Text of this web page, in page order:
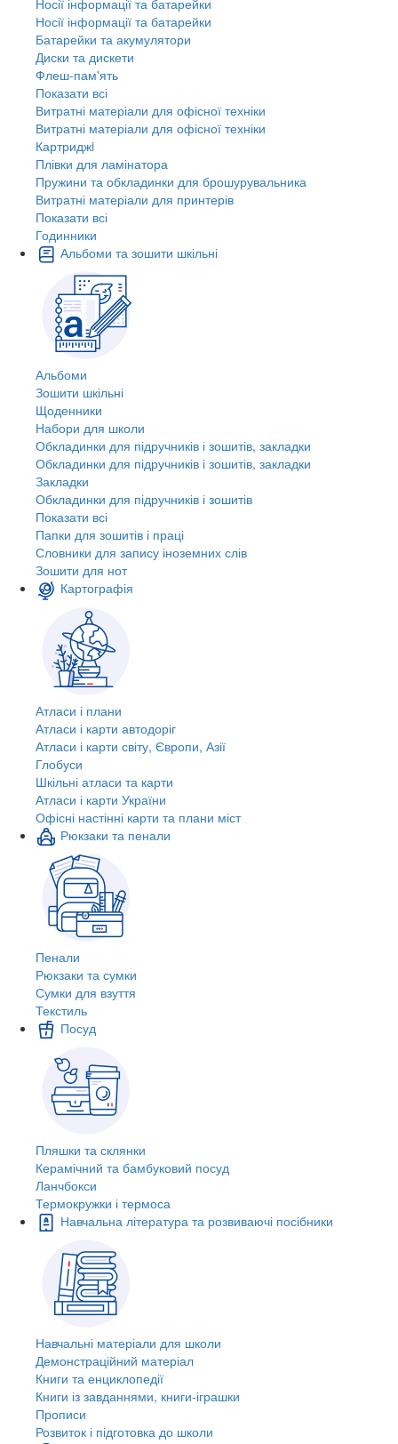
Носії інформації та батарейки
Батарейки та акумулятори
Диски та дискети
Флеш-пам'ять
Показати всі
Витратні матеріали для офісної техніки
Витратні матеріали для офісної техніки
Картриджi
Плівки для ламінатора
Пружини та обкладинки для брошурувальника
Витратні матеріали для принтерів
Показати всі
Годинники
Альбоми та зошити шкільні
Альбоми
Зошити шкільні
Щоденники
Набори для школи
Обкладинки для підручників і зошитів, закладки
Обкладинки для підручників і зошитів, закладки
Закладки
Обкладинки для підручників і зошитів
Показати всі
Папки для зошитів і праці
Словники для запису іноземних слів
Зошити для нот
Картографія
Атласи і плани
Атласи і карти автодоріг
Атласи і карти світу, Європи, Азії
Глобуси
Шкільні атласи та карти
Атласи і карти України
Офісні настінні карти та плани міст
Рюкзаки та пенали
Пенали
Рюкзаки та сумки
Сумки для взуття
Текстиль
Посуд
Пляшки та склянки
Керамічний та бамбуковий посуд
Ланчбокси
Термокружки і термоса
Навчальна література та розвиваючі посібники
Навчальні матеріали для школи
Демонстраційний матеріал
Книги та енциклопедії
Книги із завданнями, книги-іграшки
Прописи
Розвиток і підготовка до школи